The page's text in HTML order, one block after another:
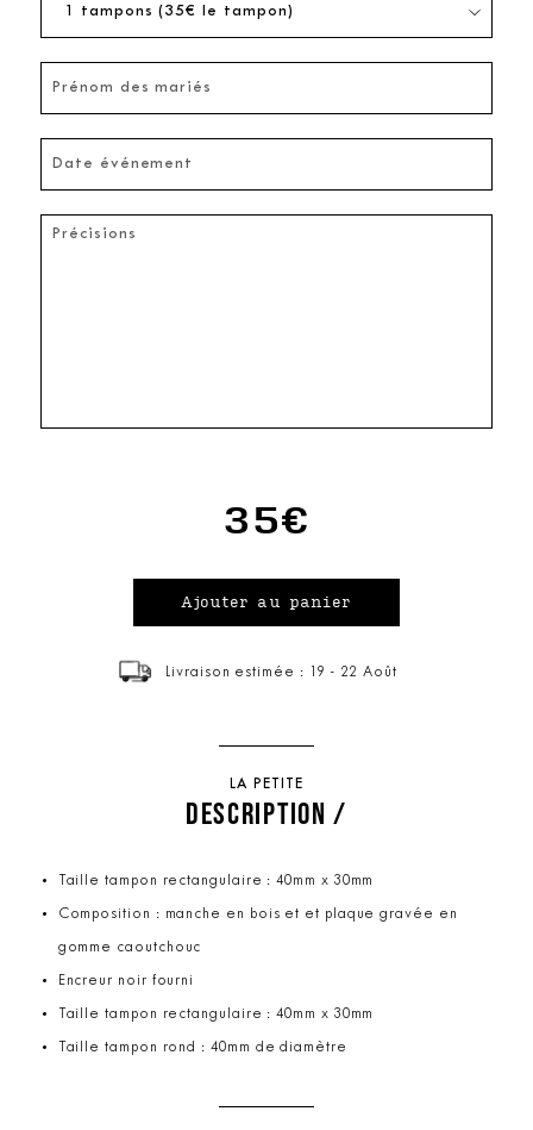
35€
Livraison estimée : 19 - 22 Août
LA PETITE
DESCRIPTION /
Taille tampon rectangulaire : 40mm x 30mm
Composition : manche en bois et et plaque gravée en
gomme caoutchouc
Encreur noir fourni
Taille tampon rectangulaire : 40mm x 30mm
Taille tampon rond : 40mm de diamètre